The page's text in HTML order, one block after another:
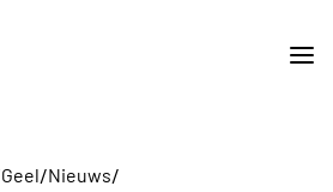
Geel/Nieuws/